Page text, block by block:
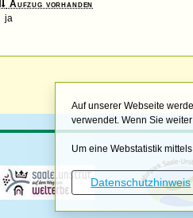
Auf unserer Webseite
verwendet. Wenn Sie
Um eine Webstatistik
Datenschutzhinweis
Aufzug vorhanden
ja